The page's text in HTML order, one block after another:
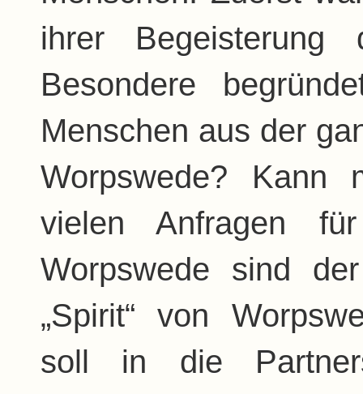
ihrer
Besondere
Menschen aus der
Worpswede?
vielen Anfragen
Worpswede sind
„Spirit“ von
soll in die